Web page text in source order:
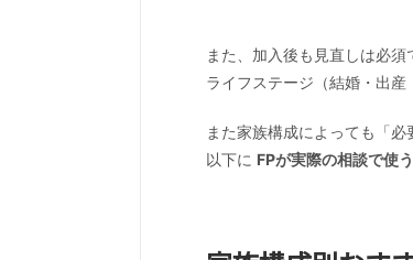
また、加入後も見直しは必須
ライフステージ（結婚・出産
また家族構成によっても「必
以下に FPが実際の相談で使